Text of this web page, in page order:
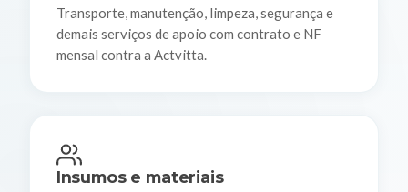
Transporte, manutenção, limpeza, segurança e
demais serviços de apoio com contrato e NF
mensal contra a Actvitta.
Insumos e materiais